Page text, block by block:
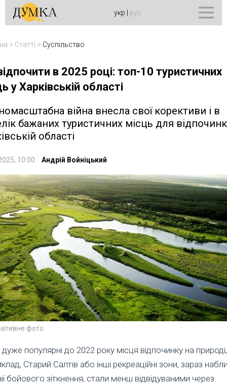
укр рус
> Статті > Суспільство
в 2025 році: топ-10 туристичних
у Харківській області
війна внесла свої корективи і в
бажаних туристичних місць для
області
10:00 Андрій Войніцький
фото
дуже популярні до 2022 року місця відпочинку на природі,
Старий Салтів або інші рекреаційні зони, зараз
бойового зіткнення, стали менш відвідуваними через